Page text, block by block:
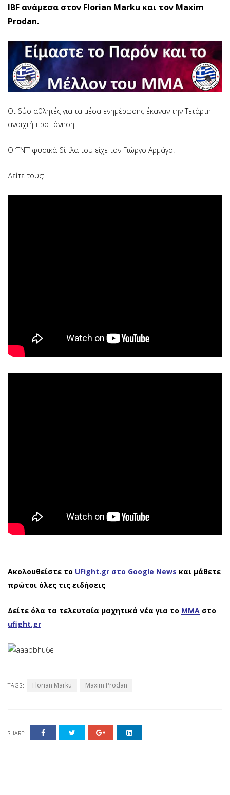
IBF ανάμεσα στον Florian Marku και τον Maxim
Prodan.
Οι δύο αθλητές για τα μέσα ενημέρωσης έκαναν την Τετάρτη
ανοιχτή προπόνηση.
Ο ‘TNT’ φυσικά δίπλα του είχε τον Γιώργο Αρμάγο.
Δείτε τους:
Ακολουθείστε το UFight.gr στο Google News και μάθετε
πρώτοι όλες τις ειδήσεις
Δείτε όλα τα τελευταία μαχητικά νέα για το ΜΜΑ στο
ufight.gr
TAGS: Florian Marku Maxim Prodan
SHARE: